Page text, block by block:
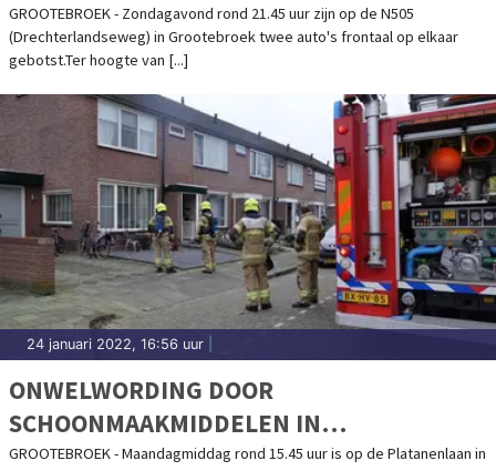
GROOTEBROEK - Zondagavond rond 21.45 uur zijn op de N505
(Drechterlandseweg) in Grootebroek twee auto's frontaal op elkaar
gebotst.Ter hoogte van [...]
24 januari 2022, 16:56 uur
ONWELWORDING DOOR
SCHOONMAAKMIDDELEN IN
GROOTEBROEK
GROOTEBROEK - Maandagmiddag rond 15.45 uur is op de Platanenlaan in